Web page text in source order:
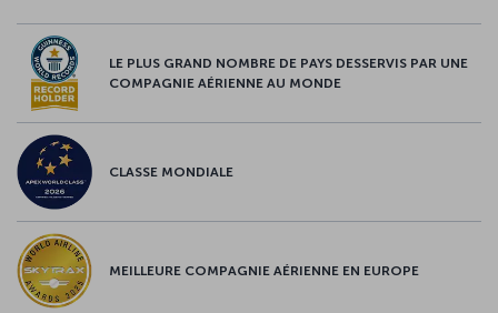
LE PLUS GRAND NOMBRE DE PAYS DESSERVIS PAR UNE
COMPAGNIE AÉRIENNE AU MONDE
CLASSE MONDIALE
MEILLEURE COMPAGNIE AÉRIENNE EN EUROPE